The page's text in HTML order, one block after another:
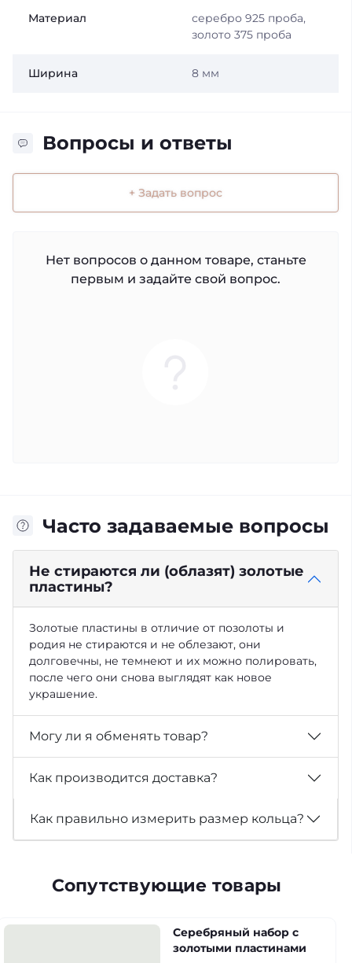
Материал
серебро 925 проба,
золото 375 проба
Ширина 8 мм
Вопросы и ответы
+ Задать вопрос
Нет вопросов о данном товаре, станьте
первым и задайте свой вопрос.
Часто задаваемые вопросы
Не стираются ли (облазят) золотые
пластины?
Золотые пластины в отличие от позолоты и
родия не стираются и не облезают, они
долговечны, не темнеют и их можно полировать,
после чего они снова выглядят как новое
украшение.
Могу ли я обменять товар?
Как производится доставка?
Как правильно измерить размер кольца?
Сопутствующие товары
Серебряный набор с
золотыми пластинами